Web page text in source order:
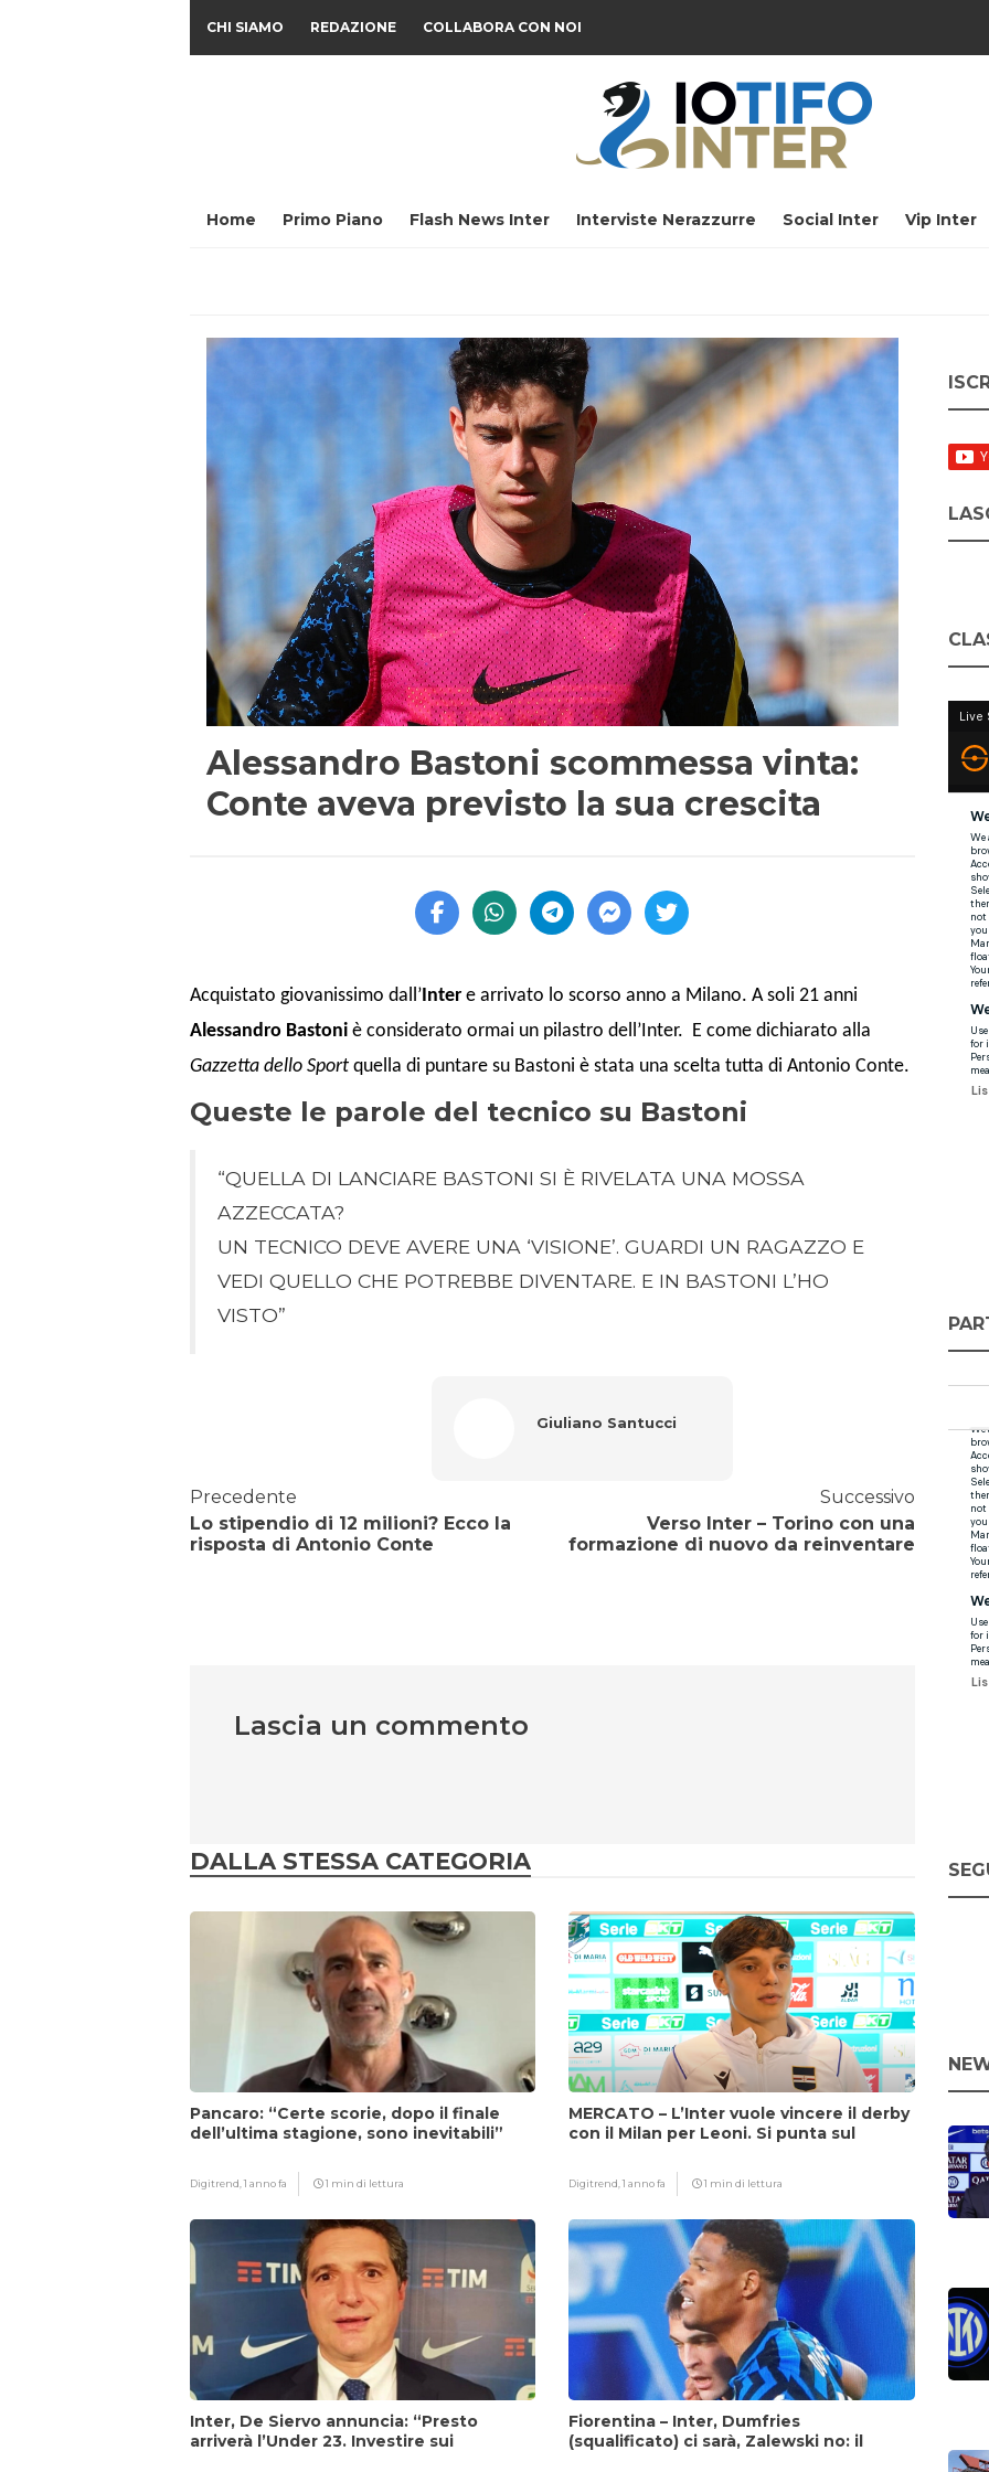
CHI SIAMO REDAZIONE COLLABORA CON NOI
Home Primo Piano Flash News Inter Interviste Nerazzurre Social Inter Vip Inter
Alessandro Bastoni scommessa vinta:
Conte aveva previsto la sua crescita
Acquistato giovanissimo dall’Inter e arrivato lo scorso anno a Milano. A soli 21 anni
Alessandro Bastoni è considerato ormai un pilastro dell’Inter. E come dichiarato alla
Gazzetta dello Sport quella di puntare su Bastoni è stata una scelta tutta di Antonio Conte.
Queste le parole del tecnico su Bastoni
“QUELLA DI LANCIARE BASTONI SI È RIVELATA UNA MOSSA
AZZECCATA?
UN TECNICO DEVE AVERE UNA ‘VISIONE’. GUARDI UN RAGAZZO E
VEDI QUELLO CHE POTREBBE DIVENTARE. E IN BASTONI L’HO
VISTO”
Giuliano Santucci
Precedente
Lo stipendio di 12 milioni? Ecco la
risposta di Antonio Conte
Successivo
Verso Inter – Torino con una
formazione di nuovo da reinventare
Lascia un commento
DALLA STESSA CATEGORIA
Pancaro: “Certe scorie, dopo il finale
dell’ultima stagione, sono inevitabili”
Digitrend,1 anno fa 1 min di lettura
MERCATO – L’Inter vuole vincere il derby
con il Milan per Leoni. Si punta sul
Digitrend,1 anno fa 1 min di lettura
Inter, De Siervo annuncia: “Presto
arriverà l’Under 23. Investire sui
Fiorentina – Inter, Dumfries
(squalificato) ci sarà, Zalewski no: il